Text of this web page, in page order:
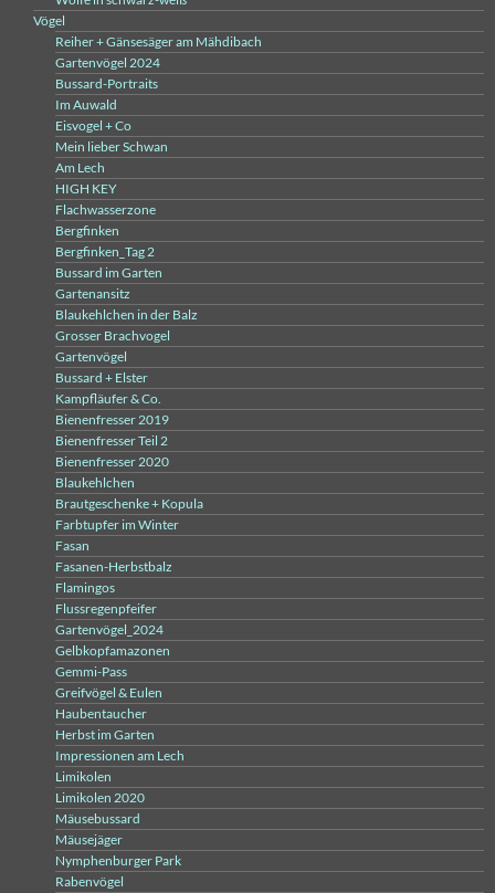
Vögel
Reiher + Gänsesäger am Mähdibach
Gartenvögel 2024
Bussard-Portraits
Im Auwald
Eisvogel + Co
Mein lieber Schwan
Am Lech
HIGH KEY
Flachwasserzone
Bergfinken
Bergfinken_Tag 2
Bussard im Garten
Gartenansitz
Blaukehlchen in der Balz
Grosser Brachvogel
Gartenvögel
Bussard + Elster
Kampfläufer & Co.
Bienenfresser 2019
Bienenfresser Teil 2
Bienenfresser 2020
Blaukehlchen
Brautgeschenke + Kopula
Farbtupfer im Winter
Fasan
Fasanen-Herbstbalz
Flamingos
Flussregenpfeifer
Gartenvögel_2024
Gelbkopfamazonen
Gemmi-Pass
Greifvögel & Eulen
Haubentaucher
Herbst im Garten
Impressionen am Lech
Limikolen
Limikolen 2020
Mäusebussard
Mäusejäger
Nymphenburger Park
Rabenvögel